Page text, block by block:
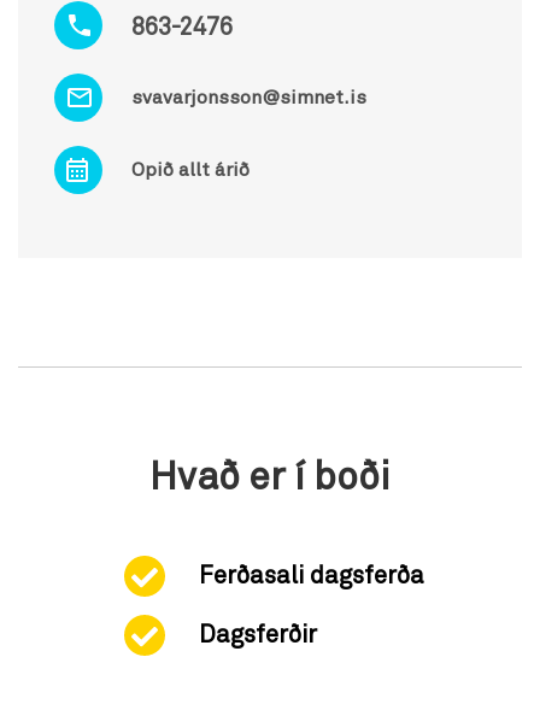
863-2476
svavarjonsson@simnet.is
Opið allt árið
Hvað er í boði
Ferðasali dagsferða
Dagsferðir